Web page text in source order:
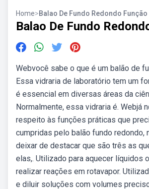
Home>Balao De Fundo Redondo Função
Balao De Fundo
Webvocê sabe o que é um balão de
Essa vidraria de laboratório tem um
é essencial em diversas áreas da
Normalmente, essa vidraria é. Webjá
respeito às funções práticas que
cumpridas pelo balão fundo redondo,
deixar de destacar que são três as
elas,. Utilizado para aquecer líquidos
realizar reações em rotavapor.
e diluir soluções com volumes